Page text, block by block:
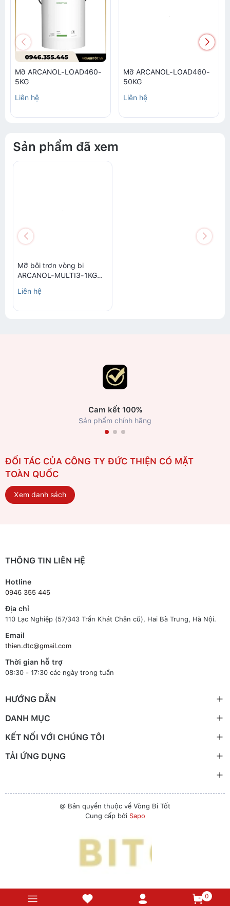
0
Mỡ ARCANOL-LOAD460-
5KG
Liên hệ
Mỡ ARCANOL-LOAD460-
50KG
Liên hệ
Sản phẩm đã xem
Mỡ bôi trơn vòng bi
ARCANOL-MULTI3-1KG
ARCANOL-MULTI3-1KG)
Liên hệ
Cam kết 100%
Sản phẩm chính hãng
ĐỐI TÁC CỦA CÔNG TY ĐỨC THIỆN CÓ MẶT
TOÀN QUỐC
Xem danh sách
THÔNG TIN LIÊN HỆ
Hotline
0946 355 445
Địa chỉ
110 Lạc Nghiệp (57/343 Trần Khát Chân cũ), Hai Bà Trưng, Hà Nội.
Email
thien.dtc@gmail.com
Thời gian hỗ trợ
08:30 - 17:30 các ngày trong tuần
HƯỚNG DẪN
DANH MỤC
KẾT NỐI VỚI CHÚNG TÔI
TẢI ỨNG DỤNG
@ Bản quyền thuộc về Vòng Bi Tốt
Cung cấp bởi Sapo